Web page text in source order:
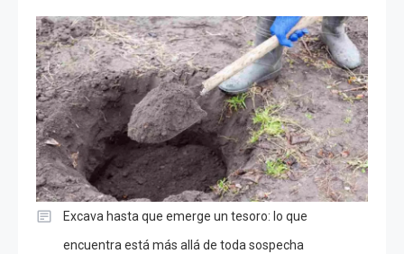
Excava hasta que emerge un tesoro: lo que
encuentra está más allá de toda sospecha